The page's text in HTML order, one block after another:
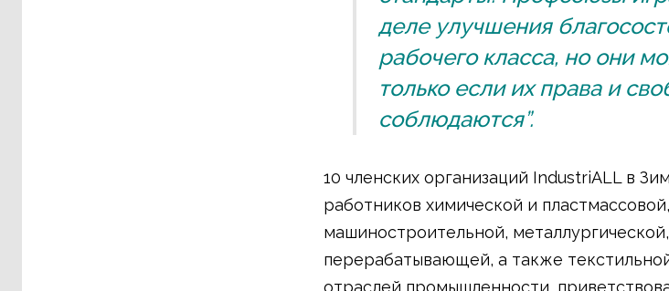
деле улучшения
рабочего класса, но они
только если их права и
соблюдаются”.
10 членских организаций IndustriALL в
работников химической и
машиностроительной,
перерабатывающей, а также
отраслей промышленности,